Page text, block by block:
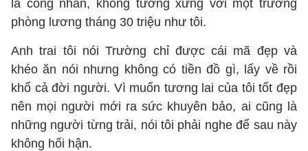
là công nhân, không tương xứng với một trưởng
phòng lương tháng 30 triệu như tôi.
Anh trai tôi nói Trường chỉ được cái mã đẹp và
khéo ăn nói nhưng không có tiền đồ gì, lấy về rồi
khổ cả đời người. Vì muốn tương lai của tôi tốt đẹp
nên mọi người mới ra sức khuyên bảo, ai cũng là
những người từng trải, nói tôi phải nghe để sau này
không hối hận.